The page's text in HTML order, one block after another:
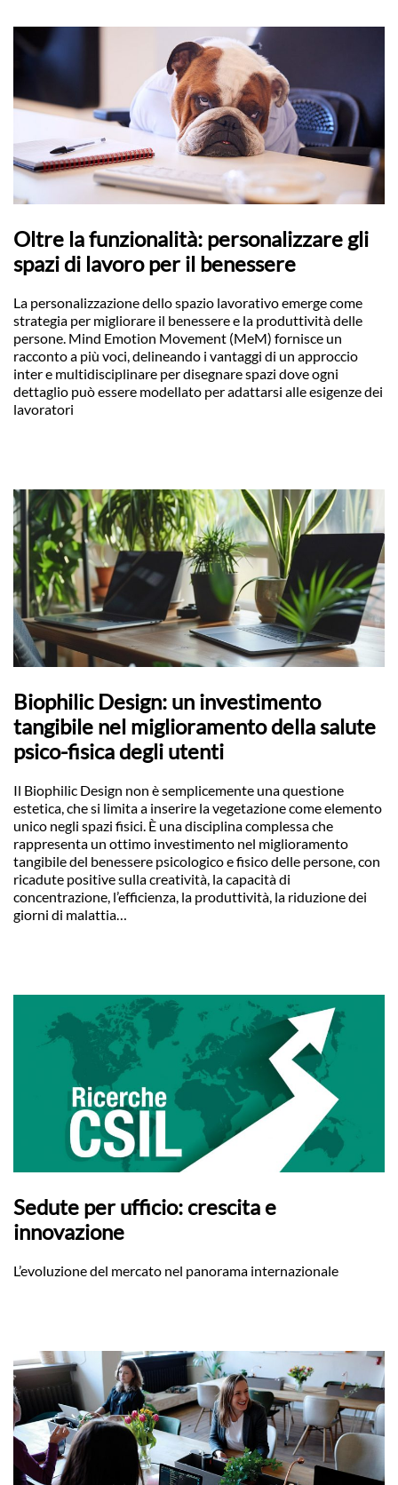
Oltre la funzionalità: personalizzare gli
spazi di lavoro per il benessere
La personalizzazione dello spazio lavorativo emerge come
strategia per migliorare il benessere e la produttività delle
persone. Mind Emotion Movement (MeM) fornisce un
racconto a più voci, delineando i vantaggi di un approccio
inter e multidisciplinare per disegnare spazi dove ogni
dettaglio può essere modellato per adattarsi alle esigenze dei
lavoratori
Biophilic Design: un investimento
tangibile nel miglioramento della salute
psico-fisica degli utenti
Il Biophilic Design non è semplicemente una questione
estetica, che si limita a inserire la vegetazione come elemento
unico negli spazi fisici. È una disciplina complessa che
rappresenta un ottimo investimento nel miglioramento
tangibile del benessere psicologico e fisico delle persone, con
ricadute positive sulla creatività, la capacità di
concentrazione, l’efficienza, la produttività, la riduzione dei
giorni di malattia…
Sedute per ufficio: crescita e
innovazione
L’evoluzione del mercato nel panorama internazionale